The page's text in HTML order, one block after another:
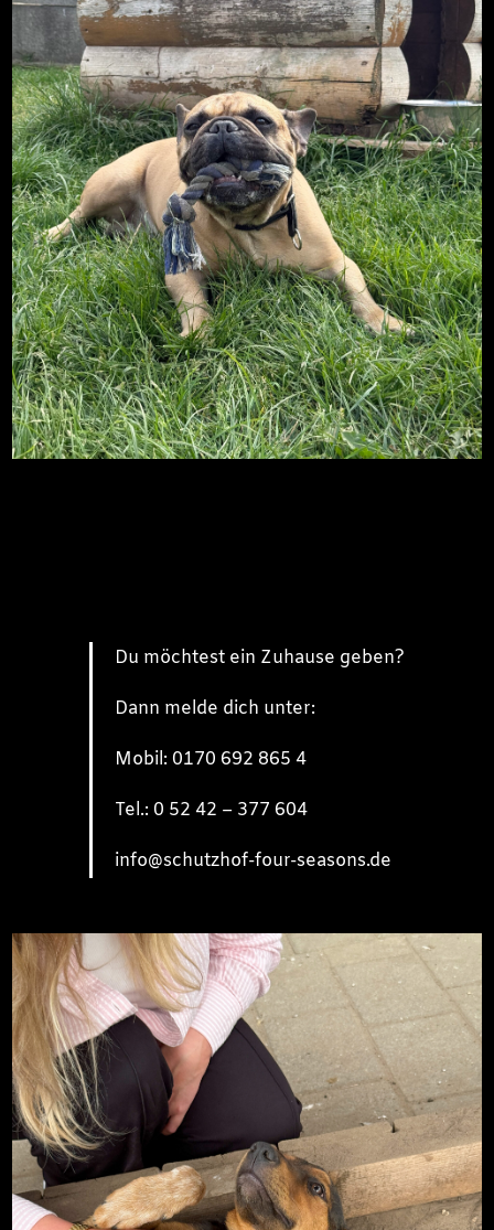
Du möchtest ein Zuhause geben?
Dann melde dich unter:
Mobil: 0170 692 865 4
Tel.: 0 52 42 – 377 604
info@schutzhof-four-seasons.de